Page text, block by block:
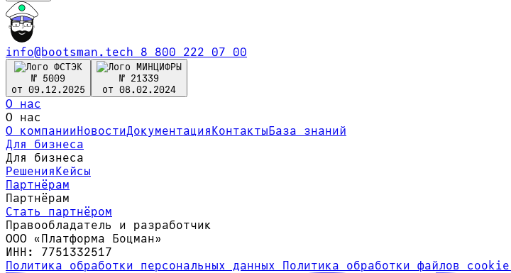
info@bootsman.tech 8 800 222 07 00
№ 5009
от 09.12.2025
№ 21339
от 08.02.2024
О нас
О нас
О компанииНовостиДокументацияКонтактыБаза знаний
Для бизнеса
Для бизнеса
РешенияКейсы
Партнёрам
Партнёрам
Стать партнёром
Правообладатель и разработчик
ООО «Платформа Боцман»
ИНН: 7751332517
Политика обработки персональных данных Политика обработки файлов cookie